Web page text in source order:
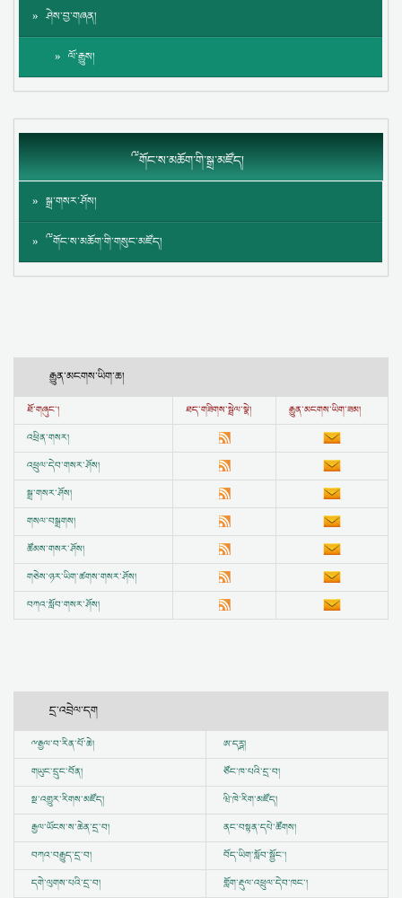
ཤེས་བྱ་གཞན།
ལོ་རྒྱུས།
༸གོང་ས་མཆོག་གི་སྒྲ་མཛོད།
སྒྲ་གསར་ཤོས།
༸གོང་ས་མཆོག་གི་གསུང་མཛོད།
རྒྱུན་མངགས་ཡིག་ཆ།
ཐོ་གཞུང་། ཐད་གཟིགས་སྦྲེལ་སྣེ།
རྒྱུན་མངགས་ཡིག་ཟམ།
འཕྲིན་གསར།
འཕྲུལ་དེབ་གསར་ཤོས།
སྒྲ་གསར་ཤོས།
གསལ་བསྒྲགས།
ཚོམས་གསར་ཤོས།
གཅེས་ཉར་ཡིག་ཚགས་གསར་ཤོས།
བཀའ་སློབ་གསར་ཤོས།
དྲ་འབྲེལ་དག
ྋརྒྱལ་བ་རིན་པོ་ཆེ།
ཨ་དཪྴ།
གཡུང་དྲུང་བོན།
ཙོང་ཁ་པའི་དྲ་བ།
སྔ་འགྱུར་རིགས་མཛོད།
ཝི་ཁེ་རིག་མཛོད།
རྒྱལ་ཡོངས་ས་ཆེན་དྲ་བ།
ནང་བསྟན་དཔེ་ཚོགས།
བཀའ་བརྒྱུད་དྲ་བ།
བོད་ཡིག་སློབ་སྦྱོང་།
དགེ་ལུགས་པའི་དྲ་བ།
གློག་རྡུལ་འཕྲུལ་དེབ་ཁང་།